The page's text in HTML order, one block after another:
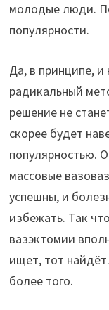
молодые люди.
популярности.
Да, в принципе,
радикальный
решение не
скорее будет
популярностью.
массовые
успешны, и
избежать. Так
вазэктомии
ищет, тот
более того.